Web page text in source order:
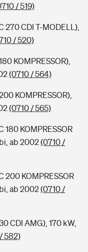
/ 519)
270 CDI T-MODELL),
/ 520)
KOMPRESSOR),
(0710 / 564)
KOMPRESSOR),
(0710 / 565)
180 KOMPRESSOR
ab 2002(0710 /
200 KOMPRESSOR
ab 2002(0710 /
CDI AMG), 170 kW,
582)